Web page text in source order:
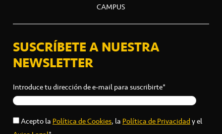
CAMPUS
SUSCRÍBETE A NUESTRA
NEWSLETTER
Introduce tu dirección de e-mail para suscribirte*
Acepto laPolítica de Cookies, laPolítica de Privacidady el